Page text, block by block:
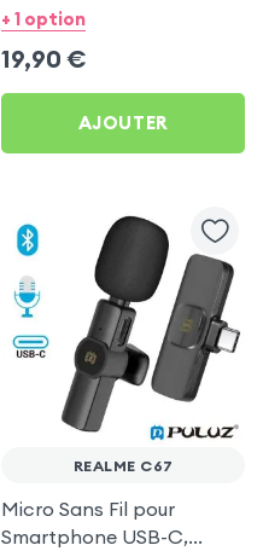
Pivotable avec Bonnette
+ 1 option
19,90 €
AJOUTER
REALME C67
Micro Sans Fil pour
Smartphone USB-C,